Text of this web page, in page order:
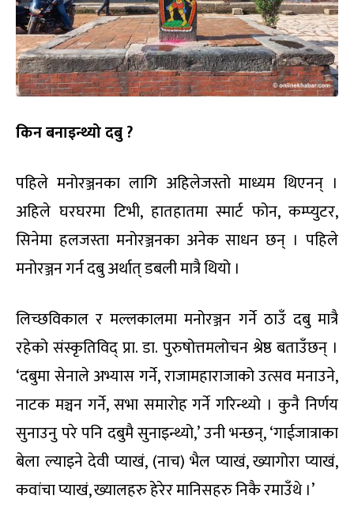
किन बनाइन्थ्यो दबु ?
पहिले मनोरञ्जनका लागि अहिलेजस्तो माध्यम थिएनन् ।
अहिले घरघरमा टिभी, हातहातमा स्मार्ट फोन, कम्प्युटर,
सिनेमा हलजस्ता मनोरञ्जनका अनेक साधन छन् । पहिले
मनोरञ्जन गर्न दबु अर्थात् डबली मात्रै थियो ।
लिच्छविकाल र मल्लकालमा मनोरञ्जन गर्ने ठाउँ दबु मात्रै
रहेको संस्कृतिविद् प्रा. डा. पुरुषोत्तमलोचन श्रेष्ठ बताउँछन् ।
‘दबुमा सेनाले अभ्यास गर्ने, राजामहाराजाको उत्सव मनाउने,
नाटक मञ्चन गर्ने, सभा समारोह गर्ने गरिन्थ्यो । कुनै निर्णय
सुनाउनु परे पनि दबुमै सुनाइन्थ्यो,’ उनी भन्छन्, ‘गाईजात्राका
बेला ल्याइने देवी प्याखं, (नाच) भैल प्याखं, ख्यागोरा प्याखं,
कवांचा प्याखं, ख्यालहरु हेरेर मानिसहरु निकै रमाउँथे ।’